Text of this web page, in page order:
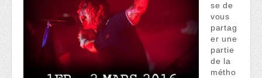
se de
vous
partag
er une
partie
de la
métho